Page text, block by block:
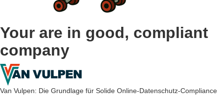
Your are in good, compliant
company
Van Vulpen: Die Grundlage für Solide Online-Datenschutz-Compliance